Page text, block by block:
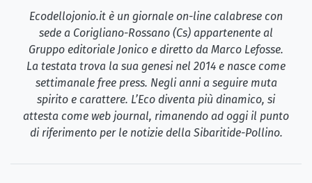
Ecodellojonio.it è un giornale on-line calabrese con
sede a Corigliano-Rossano (Cs) appartenente al
Gruppo editoriale Jonico e diretto da Marco Lefosse.
La testata trova la sua genesi nel 2014 e nasce come
settimanale free press. Negli anni a seguire muta
spirito e carattere. L’Eco diventa più dinamico, si
attesta come web journal, rimanendo ad oggi il punto
di riferimento per le notizie della Sibaritide-Pollino.